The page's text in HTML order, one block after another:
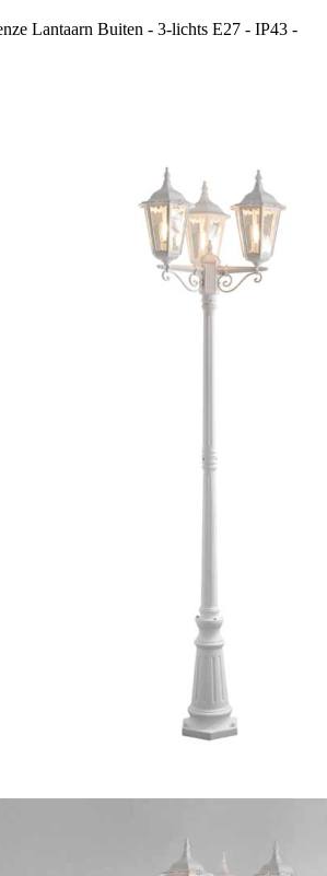
Lantaarn Buiten - 3-lichts E27 - IP43 -